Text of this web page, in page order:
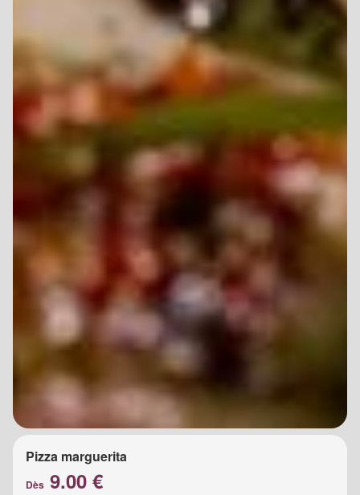
Pizza marguerita
Dès 9.00 €